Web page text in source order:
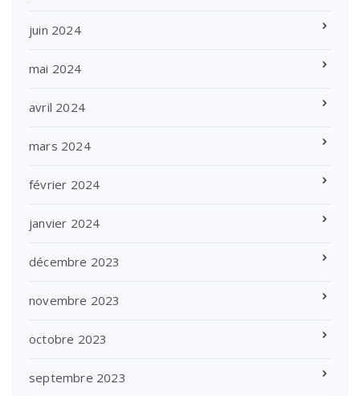
juin 2024
mai 2024
avril 2024
mars 2024
février 2024
janvier 2024
décembre 2023
novembre 2023
octobre 2023
septembre 2023